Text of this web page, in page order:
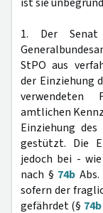
1. Der
StPO aus
der Einziehung
verwendeten
amtlichen
Einziehung
gestützt. Die
jedoch bei -
nach § 74b
sofern der
gefährdet (§ 74b